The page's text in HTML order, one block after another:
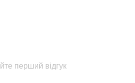
перший відгук